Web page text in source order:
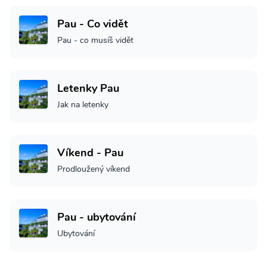
Pau - Co vidět
Pau - co musíš vidět
Letenky Pau
Jak na letenky
Víkend - Pau
Prodloužený víkend
Pau - ubytování
Ubytování